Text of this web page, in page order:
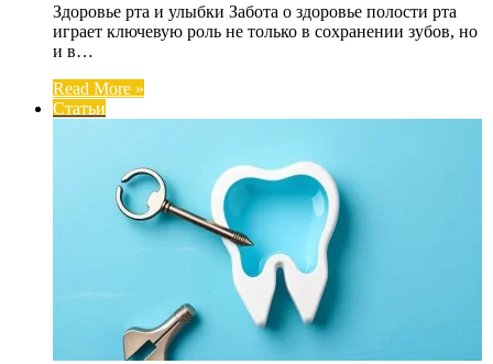
Здоровье рта и улыбки Забота о здоровье полости рта
играет ключевую роль не только в сохранении зубов, но
и в…
Read More »
Статьи